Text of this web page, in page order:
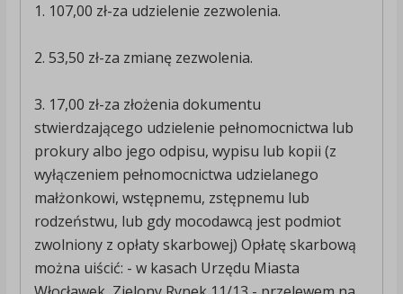
1. 107,00 zł-za udzielenie zezwolenia.
2. 53,50 zł-za zmianę zezwolenia.
3. 17,00 zł-za złożenia dokumentu
stwierdzającego udzielenie pełnomocnictwa lub
prokury albo jego odpisu, wypisu lub kopii (z
wyłączeniem pełnomocnictwa udzielanego
małżonkowi, wstępnemu, zstępnemu lub
rodzeństwu, lub gdy mocodawcą jest podmiot
zwolniony z opłaty skarbowej) Opłatę skarbową
można uiścić: - w kasach Urzędu Miasta